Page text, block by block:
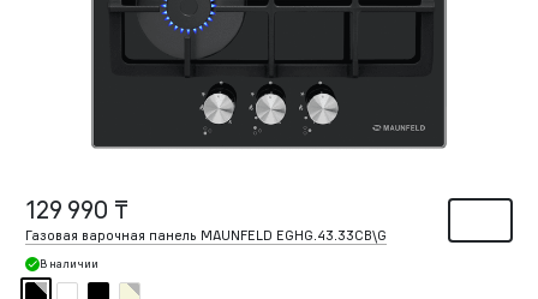
129 990 ₸
Газовая варочная панель MAUNFELD EGHG.43.33CB\G
В наличии